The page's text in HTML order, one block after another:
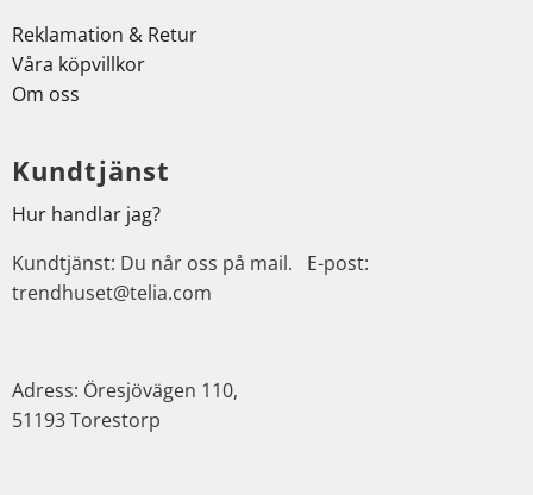
Reklamation & Retur
Våra köpvillkor
Om oss
Kundtjänst
Hur handlar jag?
Kundtjänst: Du når oss på mail. E-post:
trendhuset@telia.com
Adress: Öresjövägen 110,
51193 Torestorp